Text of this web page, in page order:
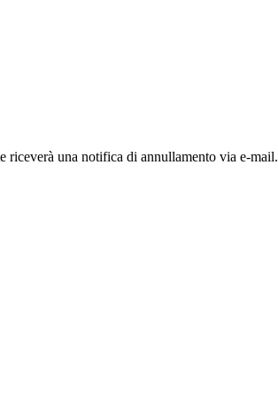
riceverà una notifica di annullamento via e-mail.